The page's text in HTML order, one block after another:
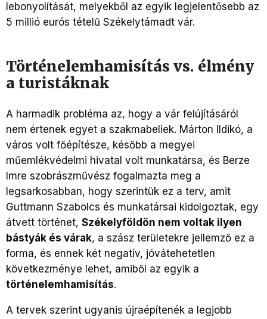
lebonyolítását, melyekből az egyik legjelentősebb az
5 millió eurós tételű Székelytámadt vár.
Történelemhamisítás vs. élmény
a turistáknak
A harmadik probléma az, hogy a vár felújításáról
nem értenek egyet a szakmabeliek. Márton Ildikó, a
város volt főépítésze, később a megyei
műemlékvédelmi hivatal volt munkatársa, és Berze
Imre szobrászművész fogalmazta meg a
legsarkosabban, hogy szerintük ez a terv, amit
Guttmann Szabolcs és munkatársai kidolgoztak, egy
átvett történet, Székelyföldön nem voltak ilyen
bástyák és várak, a szász területekre jellemző ez a
forma, és ennek két negatív, jóvátehetetlen
következménye lehet, amiből az egyik a
történelemhamisítás.
A tervek szerint ugyanis újraépítenék a legjobb